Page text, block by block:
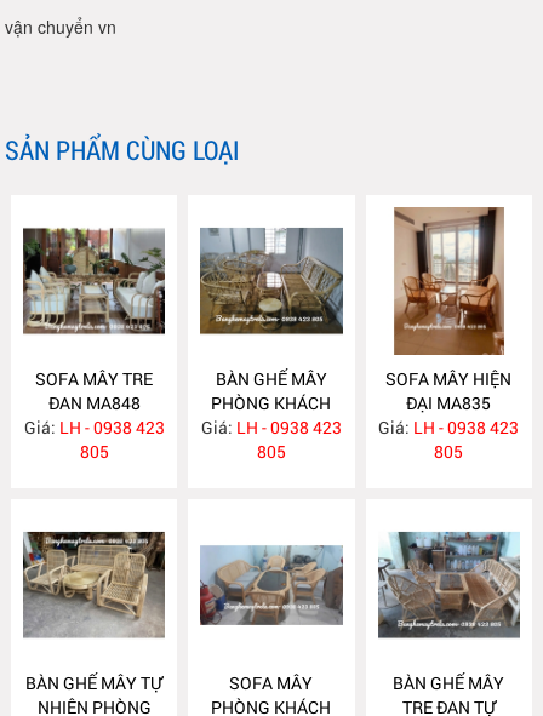
vận chuyển vn
SẢN PHẨM CÙNG LOẠI
SOFA MÂY TRE
ĐAN MA848
Giá: LH - 0938 423
805
BÀN GHẾ MÂY
PHÒNG KHÁCH
MA839
Giá: LH - 0938 423
805
SOFA MÂY HIỆN
ĐẠI MA835
Giá: LH - 0938 423
805
BÀN GHẾ MÂY TỰ
NHIÊN PHÒNG
SOFA MÂY
PHÒNG KHÁCH
BÀN GHẾ MÂY
TRE ĐAN TỰ